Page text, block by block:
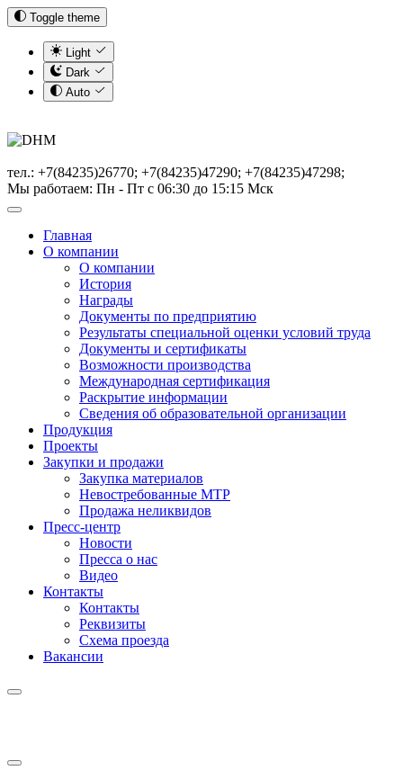
Toggle theme
Light
Dark
Auto
тел.: +7(84235)26770; +7(84235)47290; +7(84235)47298;
Мы работаем: Пн - Пт с 06:30 до 15:15 Мск
Главная
О компании
О компании
История
Награды
Документы по предприятию
Результаты специальной оценки условий труда
Документы и сертификаты
Возможности производства
Международная сертификация
Раскрытие информации
Сведения об образовательной организации
Продукция
Проекты
Закупки и продажи
Закупка материалов
Невостребованные МТР
Продажа неликвидов
Пресс-центр
Новости
Пресса о нас
Видео
Контакты
Контакты
Реквизиты
Схема проезда
Вакансии